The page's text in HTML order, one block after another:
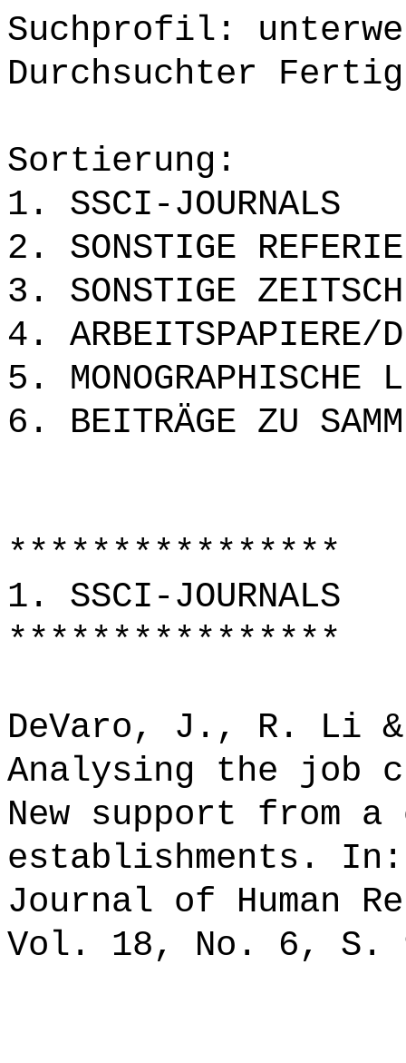
Suchprofil:
Durchsuchter
Sortierung:
1. SSCI-JOURNALS
2. SONSTIGE
3. SONSTIGE
4. ARBEITSPAPIERE/
5. MONOGRAPHISCHE
6. BEITRÄGE ZU
****************
1. SSCI-JOURNALS
****************
DeVaro, J., R. Li
Analysing the job
New support from
establishments.
Journal of Human
Vol. 18, No. 6, S.